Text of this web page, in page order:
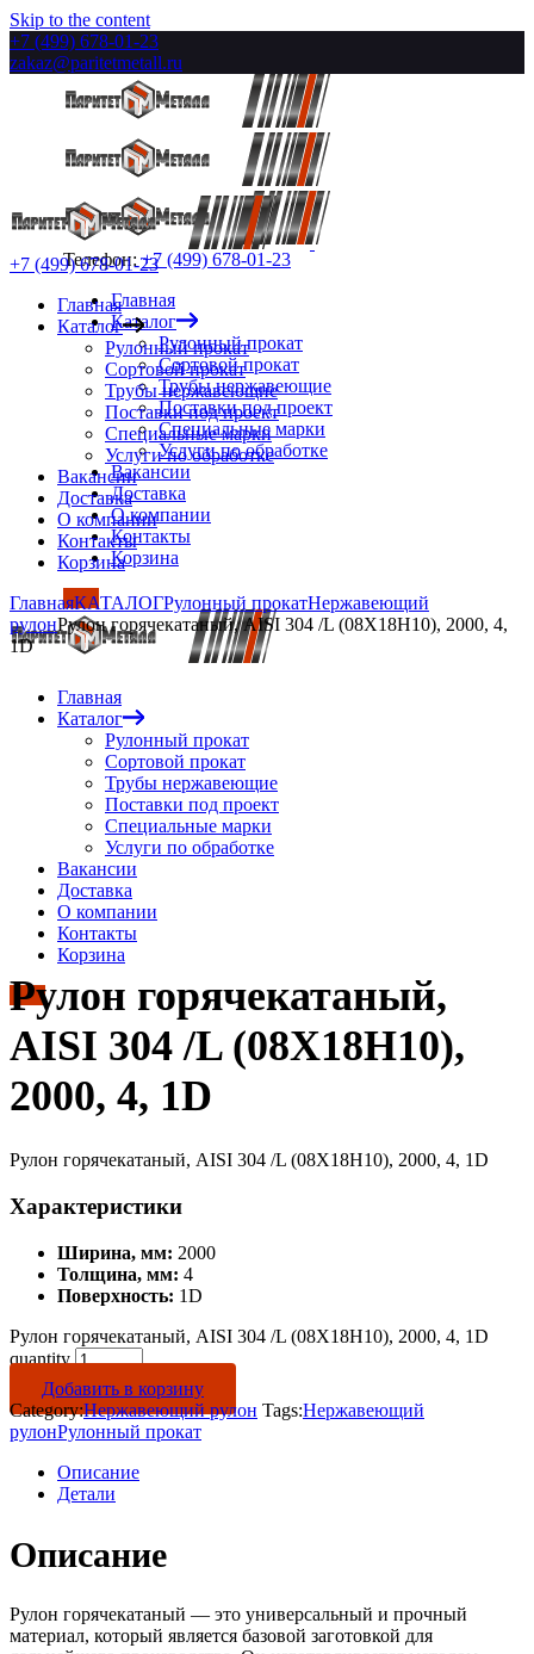
Skip to the content
+7 (499) 678-01-23
zakaz@paritetmetall.ru
Телефон:+7 (499) 678-01-23
Главная
Каталог
Рулонный прокат
Сортовой прокат
Трубы нержавеющие
Поставки под проект
Специальные марки
Услуги по обработке
Вакансии
Доставка
О компании
Контакты
Корзина
Главная
Каталог
Рулонный прокат
Сортовой прокат
Трубы нержавеющие
Поставки под проект
Специальные марки
Услуги по обработке
Вакансии
Доставка
О компании
Контакты
Корзина
+7 (499) 678-01-23
Главная
Каталог
Рулонный прокат
Сортовой прокат
Трубы нержавеющие
Поставки под проект
Специальные марки
Услуги по обработке
Вакансии
Доставка
О компании
Контакты
Корзина
ГлавнаяКАТАЛОГРулонный прокатНержавеющий
рулонРулон горячекатаный, AISI 304 /L (08Х18Н10), 2000, 4,
1D
Рулон горячекатаный,
AISI 304 /L (08Х18Н10),
2000, 4, 1D
Рулон горячекатаный, AISI 304 /L (08Х18Н10), 2000, 4, 1D
Характеристики
Ширина, мм: 2000
Толщина, мм: 4
Поверхность: 1D
Рулон горячекатаный, AISI 304 /L (08Х18Н10), 2000, 4, 1D
quantity
Добавить в корзину
Category:Нержавеющий рулон Tags:Нержавеющий
рулонРулонный прокат
Описание
Детали
Описание
Рулон горячекатаный — это универсальный и прочный
материал, который является базовой заготовкой для